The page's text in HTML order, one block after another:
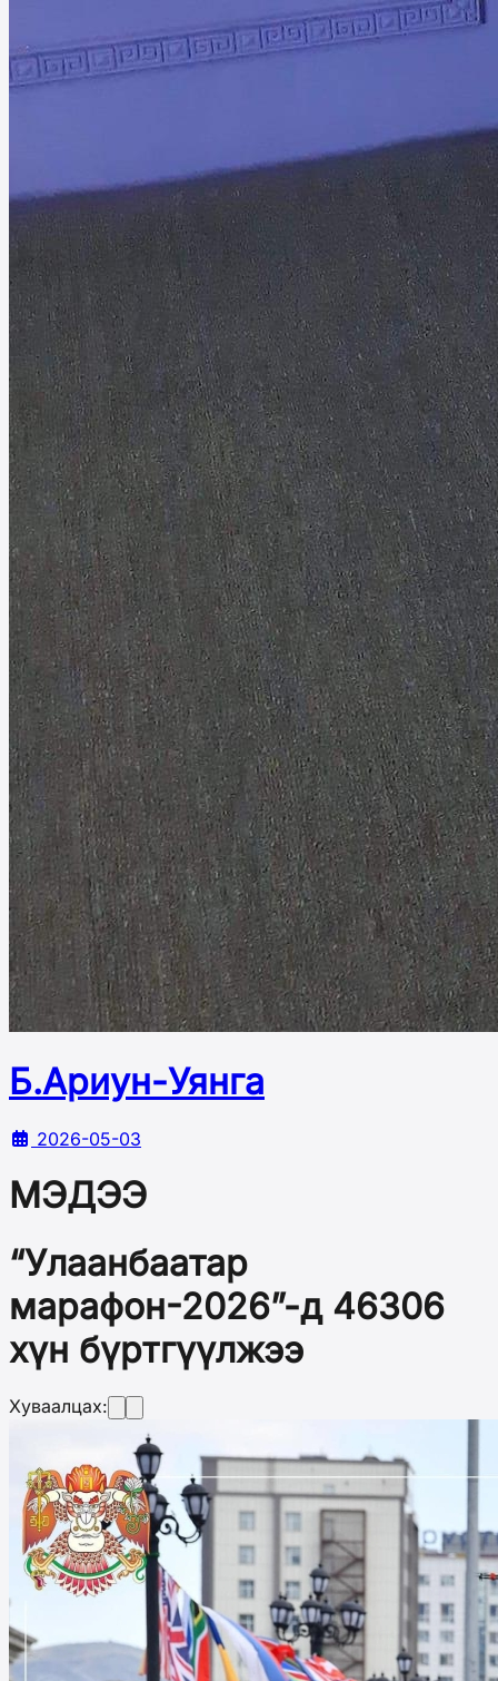
Б.Ариун-Уянга
2026-05-03
МЭДЭЭ
“Улаанбаатар
марафон-2026”-д 46306
хүн бүртгүүлжээ
Хуваалцах: